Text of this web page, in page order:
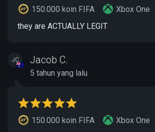
150.000 koin FIFA
Xbox One
they are ACTUALLY LEGIT
JC Jacob C.
5 tahun yang lalu
150.000 koin FIFA Xbox One